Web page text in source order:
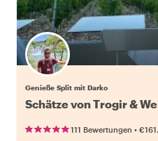
Genieße Split mit Darko
Schätze von Trogir &
111 Bewertungen •